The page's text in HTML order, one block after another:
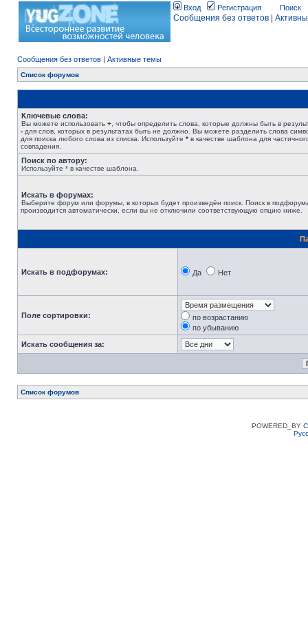
Вход Регистрация Поиск
Сообщения без ответов
Сообщения без ответов | Активные темы
Список форумов
Ключевые слова:
Вы можете использовать + , чтобы определить слова, которые должны быть в
- для слов, которых в результатах быть не должно. Вы можете разделить слова
для поиска любого слова из списка. Используйте * в качестве шаблона для
совпадения.
Поиск по автору:
Используйте * в качестве шаблона.
Искать в форумах:
Выберите форум или форумы, в которых будет произведён поиск. Поиск в
производится автоматически, если вы не отключили соответствующую опцию ниже.
Искать в подфорумах: Да Нет
Поле сортировки:
по возрастанию
по убыванию
Искать сообщения за:
Список форумов
POWERED_BY